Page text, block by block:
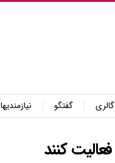
گالری گفتگو
نیازمندیها
کنند